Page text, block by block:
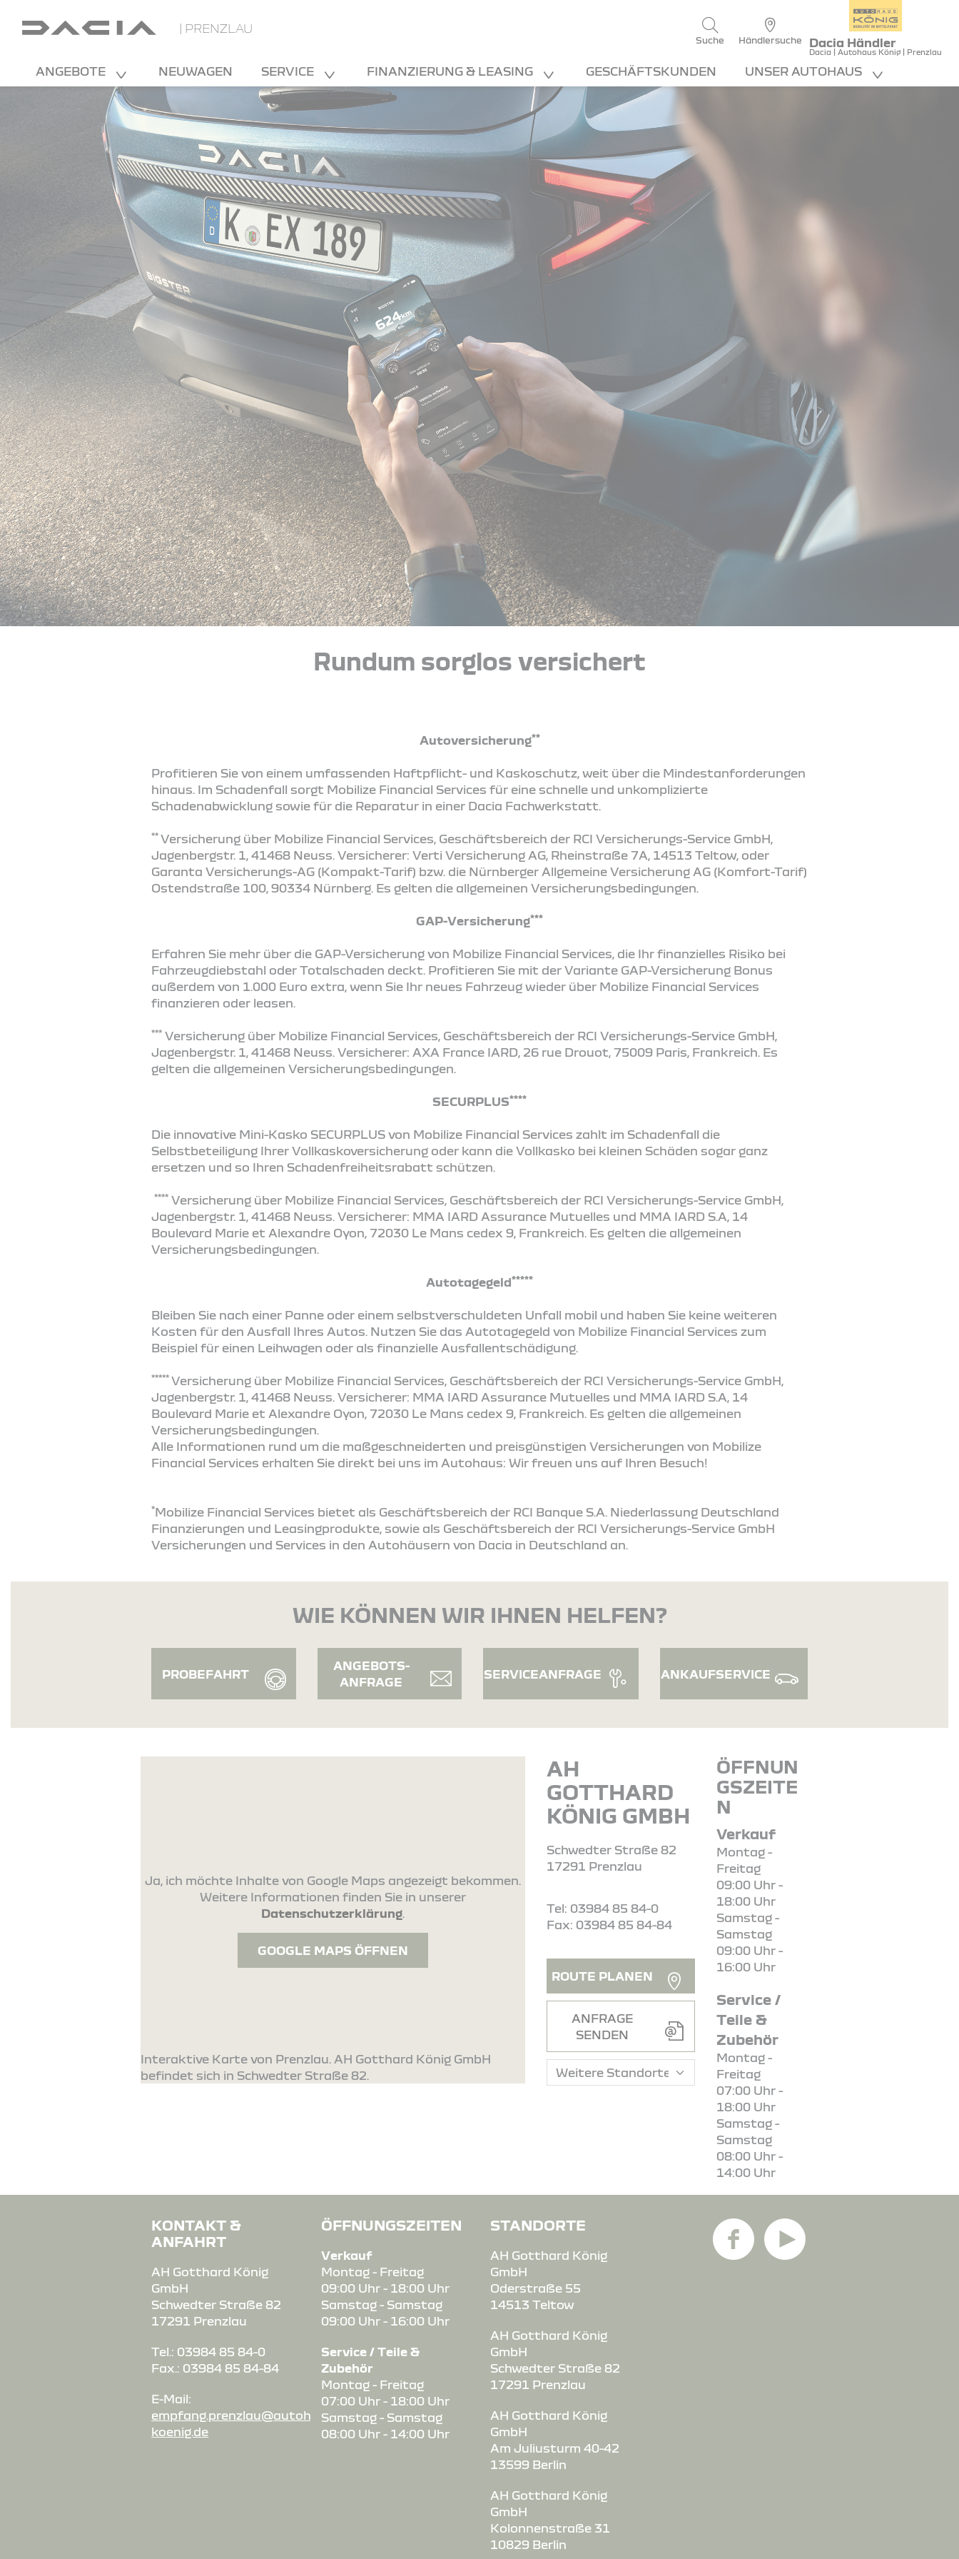
| PRENZLAU
Suche Händlersuche Dacia Händler
Dacia | Autohaus König | Prenzlau
ANGEBOTE NEUWAGEN SERVICE FINANZIERUNG & LEASING GESCHÄFTSKUNDEN UNSER AUTOHAUS
Rundum sorglos versichert
Autoversicherung**
Profitieren Sie von einem umfassenden Haftpflicht- und Kaskoschutz, weit über die Mindestanforderungen
hinaus. Im Schadenfall sorgt Mobilize Financial Services für eine schnelle und unkomplizierte
Schadenabwicklung sowie für die Reparatur in einer Dacia Fachwerkstatt.
**Versicherung über Mobilize Financial Services, Geschäftsbereich der RCI Versicherungs-Service GmbH,
Jagenbergstr. 1, 41468 Neuss. Versicherer: Verti Versicherung AG, Rheinstraße 7A, 14513 Teltow, oder
Garanta Versicherungs-AG (Kompakt-Tarif) bzw. die Nürnberger Allgemeine Versicherung AG (Komfort-Tarif)
Ostendstraße 100, 90334 Nürnberg. Es gelten die allgemeinen Versicherungsbedingungen.
GAP-Versicherung***
Erfahren Sie mehr über die GAP-Versicherung von Mobilize Financial Services, die Ihr finanzielles Risiko bei
Fahrzeugdiebstahl oder Totalschaden deckt. Profitieren Sie mit der Variante GAP-Versicherung Bonus
außerdem von 1.000 Euro extra, wenn Sie Ihr neues Fahrzeug wieder über Mobilize Financial Services
finanzieren oder leasen.
*** Versicherung über Mobilize Financial Services, Geschäftsbereich der RCI Versicherungs-Service GmbH,
Jagenbergstr. 1, 41468 Neuss. Versicherer: AXA France IARD, 26 rue Drouot, 75009 Paris, Frankreich. Es
gelten die allgemeinen Versicherungsbedingungen.
SECURPLUS****
Die innovative Mini-Kasko SECURPLUS von Mobilize Financial Services zahlt im Schadenfall die
Selbstbeteiligung Ihrer Vollkaskoversicherung oder kann die Vollkasko bei kleinen Schäden sogar ganz
ersetzen und so Ihren Schadenfreiheitsrabatt schützen.
**** Versicherung über Mobilize Financial Services, Geschäftsbereich der RCI Versicherungs-Service GmbH,
Jagenbergstr. 1, 41468 Neuss. Versicherer: MMA IARD Assurance Mutuelles und MMA IARD S.A, 14
Boulevard Marie et Alexandre Oyon, 72030 Le Mans cedex 9, Frankreich. Es gelten die allgemeinen
Versicherungsbedingungen.
Autotagegeld*****
Bleiben Sie nach einer Panne oder einem selbstverschuldeten Unfall mobil und haben Sie keine weiteren
Kosten für den Ausfall Ihres Autos. Nutzen Sie das Autotagegeld von Mobilize Financial Services zum
Beispiel für einen Leihwagen oder als finanzielle Ausfallentschädigung.
*****Versicherung über Mobilize Financial Services, Geschäftsbereich der RCI Versicherungs-Service GmbH,
Jagenbergstr. 1, 41468 Neuss. Versicherer: MMA IARD Assurance Mutuelles und MMA IARD S.A, 14
Boulevard Marie et Alexandre Oyon, 72030 Le Mans cedex 9, Frankreich. Es gelten die allgemeinen
Versicherungsbedingungen.
Alle Informationen rund um die maßgeschneiderten und preisgünstigen Versicherungen von Mobilize
Financial Services erhalten Sie direkt bei uns im Autohaus: Wir freuen uns auf Ihren Besuch!
*Mobilize Financial Services bietet als Geschäftsbereich der RCI Banque S.A. Niederlassung Deutschland
Finanzierungen und Leasingprodukte, sowie als Geschäftsbereich der RCI Versicherungs-Service GmbH
Versicherungen und Services in den Autohäusern von Dacia in Deutschland an.
WIE KÖNNEN WIR IHNEN HELFEN?
PROBEFAHRT
ANGEBOTS-
ANFRAGE
SERVICEANFRAGE ANKAUFSERVICE
Ja, ich möchte Inhalte von Google Maps angezeigt bekommen.
Weitere Informationen finden Sie in unserer
Datenschutzerklärung.
GOOGLE MAPS ÖFFNEN
Interaktive Karte von Prenzlau. AH Gotthard König GmbH
befindet sich in Schwedter Straße 82.
AH
GOTTHARD
KÖNIG GMBH
Schwedter Straße 82
17291 Prenzlau
Tel: 03984 85 84-0
Fax: 03984 85 84-84
ROUTE PLANEN
ANFRAGE
SENDEN
ÖFFNUN
GSZEITE
N
Verkauf
Montag -
Freitag
09:00 Uhr -
18:00 Uhr
Samstag -
Samstag
09:00 Uhr -
16:00 Uhr
Service /
Teile &
Zubehör
Montag -
Freitag
07:00 Uhr -
18:00 Uhr
Samstag -
Samstag
08:00 Uhr -
14:00 Uhr
KONTAKT &
ANFAHRT
AH Gotthard König
GmbH
Schwedter Straße 82
17291 Prenzlau
Tel.: 03984 85 84-0
Fax.: 03984 85 84-84
E-Mail:
empfang.prenzlau@autohaus-
koenig.de
ÖFFNUNGSZEITEN
Verkauf
Montag - Freitag
09:00 Uhr - 18:00 Uhr
Samstag - Samstag
09:00 Uhr - 16:00 Uhr
Service / Teile &
Zubehör
Montag - Freitag
07:00 Uhr - 18:00 Uhr
Samstag - Samstag
08:00 Uhr - 14:00 Uhr
STANDORTE
AH Gotthard König
GmbH
Oderstraße 55
14513 Teltow
AH Gotthard König
GmbH
Schwedter Straße 82
17291 Prenzlau
AH Gotthard König
GmbH
Am Juliusturm 40-42
13599 Berlin
AH Gotthard König
GmbH
Kolonnenstraße 31
10829 Berlin